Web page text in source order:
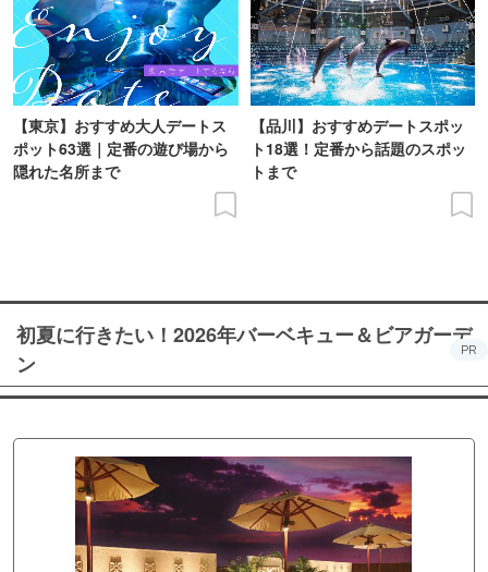
【東京】おすすめ大人デートス
ポット63選｜定番の遊び場から
隠れた名所まで
【品川】おすすめデートスポッ
ト18選！定番から話題のスポッ
トまで
初夏に行きたい！2026年バーベキュー＆ビアガーデ
ン
PR